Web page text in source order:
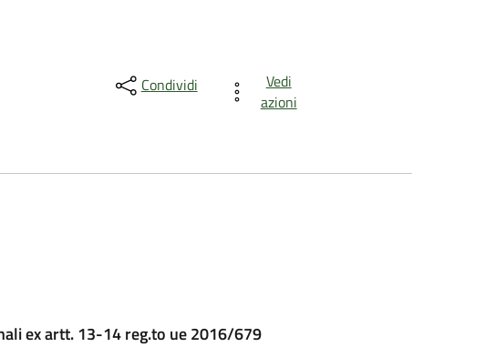
Condividi
Vedi
azioni
ex artt. 13-14 reg.to ue 2016/679